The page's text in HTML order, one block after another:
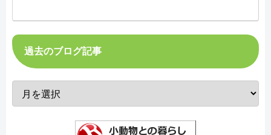
過去のブログ記事